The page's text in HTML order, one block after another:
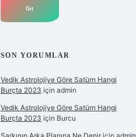
SON YORUMLAR
Vedik Astrolojiye Göre Satürn Hangi
Burçta 2023 için admin
Vedik Astrolojiye Göre Satürn Hangi
Burçta 2023 için Burcu